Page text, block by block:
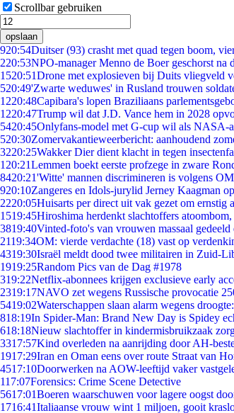
Scrollbar gebruiken
opslaan
920:54Duitser (93) crasht met quad tegen boom,
220:53NPO-manager Menno de Boer geschorst na
1520:51Drone met explosieven bij Duits vliegveld
520:49'Zwarte weduwes' in Rusland trouwen
1220:48Capibara's lopen Braziliaans
1220:47Trump wil dat J.D. Vance hem in 2028
5420:45Onlyfans-model met G-cup wil als NASA-
520:30Zomervakantieweerbericht: aanhoudend
3220:25Wakker Dier dient klacht in tegen
1 20:21Lemmen boekt eerste profzege in zware
8420:21'Witte' mannen discrimineren is volgens
920:10Zangeres en Idols-jurylid Jerney Kaagman
2220:05Huisarts per direct uit vak gezet om ernstig
1519:45Hiroshima herdenkt slachtoffers
3819:40Vinted-foto's van vrouwen massaal gedeeld
2119:34OM: vierde verdachte (18) vast op
4319:30Israël meldt dood twee militairen in Zuid-
1919:25Random Pics van de Dag #1978
319:22Netflix-abonnees krijgen exclusieve early
2319:17NAVO zet wegens Russische provocatie
5419:02Waterschappen slaan alarm wegens
818:19In Spider-Man: Brand New Day is Spidey
618:18Nieuw slachtoffer in kindermisbruikzaak
3317:57Kind overleden na aanrijding door AH-
1917:29Iran en Oman eens over route Straat van
4517:10Doorwerken na AOW-leeftijd vaker
117:07Forensics: Crime Scene Detective
5617:01Boeren waarschuwen voor lagere oogst
1716:41Italiaanse vrouw wint 1 miljoen, gooit